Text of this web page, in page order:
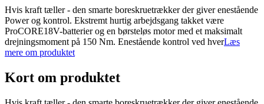
Hvis kraft tæller - den smarte boreskruetrækker der giver enestående
Power og kontrol. Ekstremt hurtig arbejdsgang takket være
ProCORE18V-batterier og en børsteløs motor med et maksimalt
drejningsmoment på 150 Nm. Enestående kontrol ved hverLæs
mere om produktet
Kort om produktet